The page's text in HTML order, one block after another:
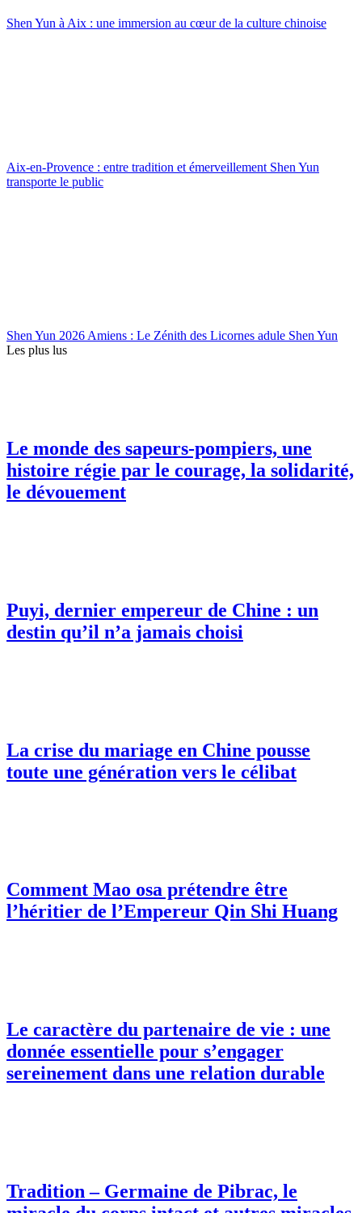
Shen Yun à Aix : une immersion au cœur de la culture chinoise
Aix-en-Provence : entre tradition et émerveillement Shen Yun
transporte le public
Shen Yun 2026 Amiens : Le Zénith des Licornes adule Shen Yun
Les plus lus
Le monde des sapeurs-pompiers, une
histoire régie par le courage, la solidarité,
le dévouement
Puyi, dernier empereur de Chine : un
destin qu’il n’a jamais choisi
La crise du mariage en Chine pousse
toute une génération vers le célibat
Comment Mao osa prétendre être
l’héritier de l’Empereur Qin Shi Huang
Le caractère du partenaire de vie : une
donnée essentielle pour s’engager
sereinement dans une relation durable
Tradition – Germaine de Pibrac, le